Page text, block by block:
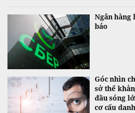
Ngân hàng
báo
Góc nhìn
sở thể
đầu sóng
cơ cấu